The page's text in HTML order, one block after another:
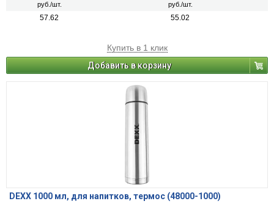
руб./шт. руб./шт.
57.62 55.02
Купить в 1 клик
Добавить в корзину
DEXX 1000 мл, для напитков, термос (48000-1000)